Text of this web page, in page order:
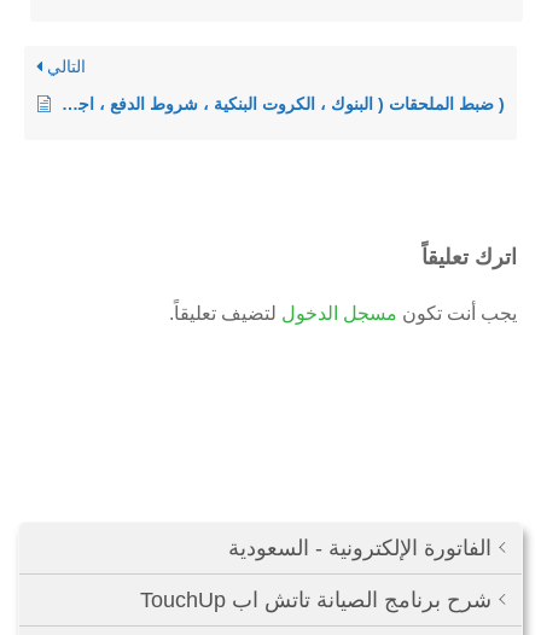
الفاتورة الإلكترونية - السعودية
شرح برنامج الصيانة تاتش اب TouchUp
التالي
( ضبط الملحقات ( البنوك ، الكروت البنكية ، شروط الدفع ، اجهزة الدخول في برنامج ادارة الصيدليات فارما اب
اترك تعليقاً
يجب أنت تكون مسجل الدخول لتضيف تعليقاً.